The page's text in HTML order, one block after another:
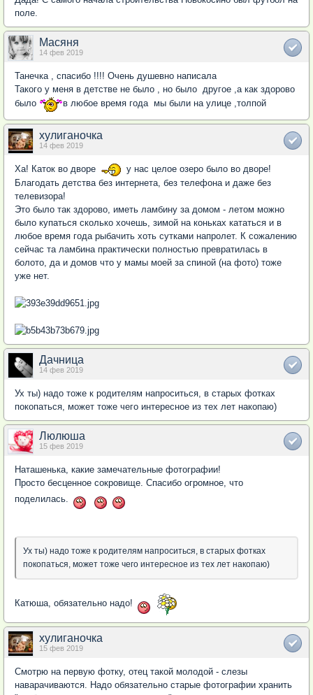
поле.
Масяня
14 фев 2019
Танечка , спасибо !!!! Очень душевно написала
Такого у меня в детстве не было , но было другое ,а как здорово
было
в любое время года мы были на улице ,толпой
хулиганочка
14 фев 2019
Ха! Каток во дворе
у нас целое озеро было во дворе!
Благодать детства без интернета, без телефона и даже без
телевизора!
Это было так здорово, иметь ламбину за домом - летом можно
было купаться сколько хочешь, зимой на коньках кататься и в
любое время года рыбачить хоть сутками напролет. К сожалению
сейчас та ламбина практически полностью превратилась в
болото, да и домов что у мамы моей за спиной (на фото) тоже
уже нет.
Дачница
14 фев 2019
Ух ты) надо тоже к родителям напроситься, в старых фотках
покопаться, может тоже чего интересное из тех лет накопаю)
Люлюша
15 фев 2019
Наташенька, какие замечательные фотографии!
Просто бесценное сокровище. Спасибо огромное, что
поделилась.
Ух ты) надо тоже к родителям напроситься, в старых фотках
покопаться, может тоже чего интересное из тех лет накопаю)
Катюша, обязательно надо!
хулиганочка
15 фев 2019
Смотрю на первую фотку, отец такой молодой - слезы
наварачиваются. Надо обязательно старые фотографии хранить